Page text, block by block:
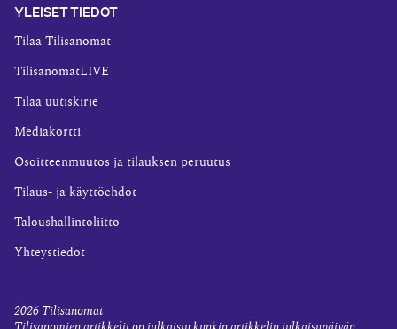
YLEISET TIEDOT
Tilaa Tilisanomat
TilisanomatLIVE
Tilaa uutiskirje
Mediakortti
Osoitteenmuutos ja tilauksen peruutus
Tilaus- ja käyttöehdot
Taloushallintoliitto
Yhteystiedot
2026 Tilisanomat